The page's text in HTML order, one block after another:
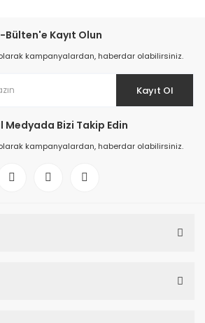
Bülten'e Kayıt Olun
kampanyalardan, haberdar olabilirsiniz.
Kayıt Ol
Medyada Bizi Takip Edin
kampanyalardan, haberdar olabilirsiniz.